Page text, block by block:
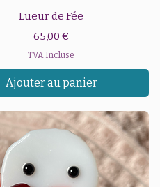
Aperçu rapide
Lueur de Fée
Prix
65,00 €
TVA Incluse
Ajouter au panier